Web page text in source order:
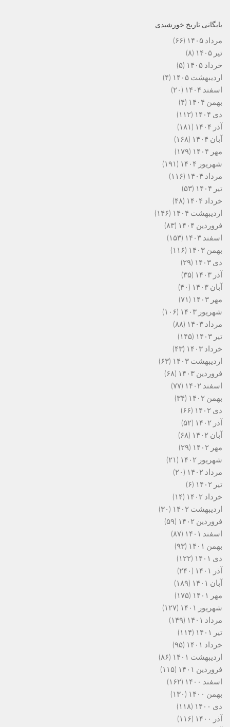
بایگانی تاریخ خورشیدی
مرداد ۱۴۰۵
(۶۶)
تیر ۱۴۰۵
(۸)
خرداد ۱۴۰۵
(۵)
اردیبهشت ۱۴۰۵
(۴)
اسفند ۱۴۰۴
(۲۰)
بهمن ۱۴۰۴
(۴)
دی ۱۴۰۴
(۱۱۲)
آذر ۱۴۰۴
(۱۸۱)
آبان ۱۴۰۴
(۱۶۸)
مهر ۱۴۰۴
(۱۷۹)
شهریور ۱۴۰۴
(۱۹۱)
مرداد ۱۴۰۴
(۱۱۶)
تیر ۱۴۰۴
(۵۳)
خرداد ۱۴۰۴
(۴۸)
اردیبهشت ۱۴۰۴
(۱۴۶)
فروردین ۱۴۰۴
(۸۳)
اسفند ۱۴۰۳
(۱۵۳)
بهمن ۱۴۰۳
(۱۱۶)
دی ۱۴۰۳
(۲۹)
آذر ۱۴۰۳
(۳۵)
آبان ۱۴۰۳
(۴۰)
مهر ۱۴۰۳
(۷۱)
شهریور ۱۴۰۳
(۱۰۶)
مرداد ۱۴۰۳
(۸۸)
تیر ۱۴۰۳
(۱۴۵)
خرداد ۱۴۰۳
(۴۳)
اردیبهشت ۱۴۰۳
(۶۳)
فروردین ۱۴۰۳
(۶۸)
اسفند ۱۴۰۲
(۷۷)
بهمن ۱۴۰۲
(۳۴)
دی ۱۴۰۲
(۶۶)
آذر ۱۴۰۲
(۵۲)
آبان ۱۴۰۲
(۶۸)
مهر ۱۴۰۲
(۲۹)
شهریور ۱۴۰۲
(۲۱)
مرداد ۱۴۰۲
(۲۰)
تیر ۱۴۰۲
(۶)
خرداد ۱۴۰۲
(۱۴)
اردیبهشت ۱۴۰۲
(۳۰)
فروردین ۱۴۰۲
(۵۹)
اسفند ۱۴۰۱
(۸۷)
بهمن ۱۴۰۱
(۹۳)
دی ۱۴۰۱
(۱۲۲)
آذر ۱۴۰۱
(۲۴۰)
آبان ۱۴۰۱
(۱۸۹)
مهر ۱۴۰۱
(۱۷۵)
شهریور ۱۴۰۱
(۱۲۷)
مرداد ۱۴۰۱
(۱۴۹)
تیر ۱۴۰۱
(۱۱۴)
خرداد ۱۴۰۱
(۹۵)
اردیبهشت ۱۴۰۱
(۸۶)
فروردین ۱۴۰۱
(۱۱۵)
اسفند ۱۴۰۰
(۱۶۲)
بهمن ۱۴۰۰
(۱۳۰)
دی ۱۴۰۰
(۱۱۸)
آذر ۱۴۰۰
(۱۱۶)